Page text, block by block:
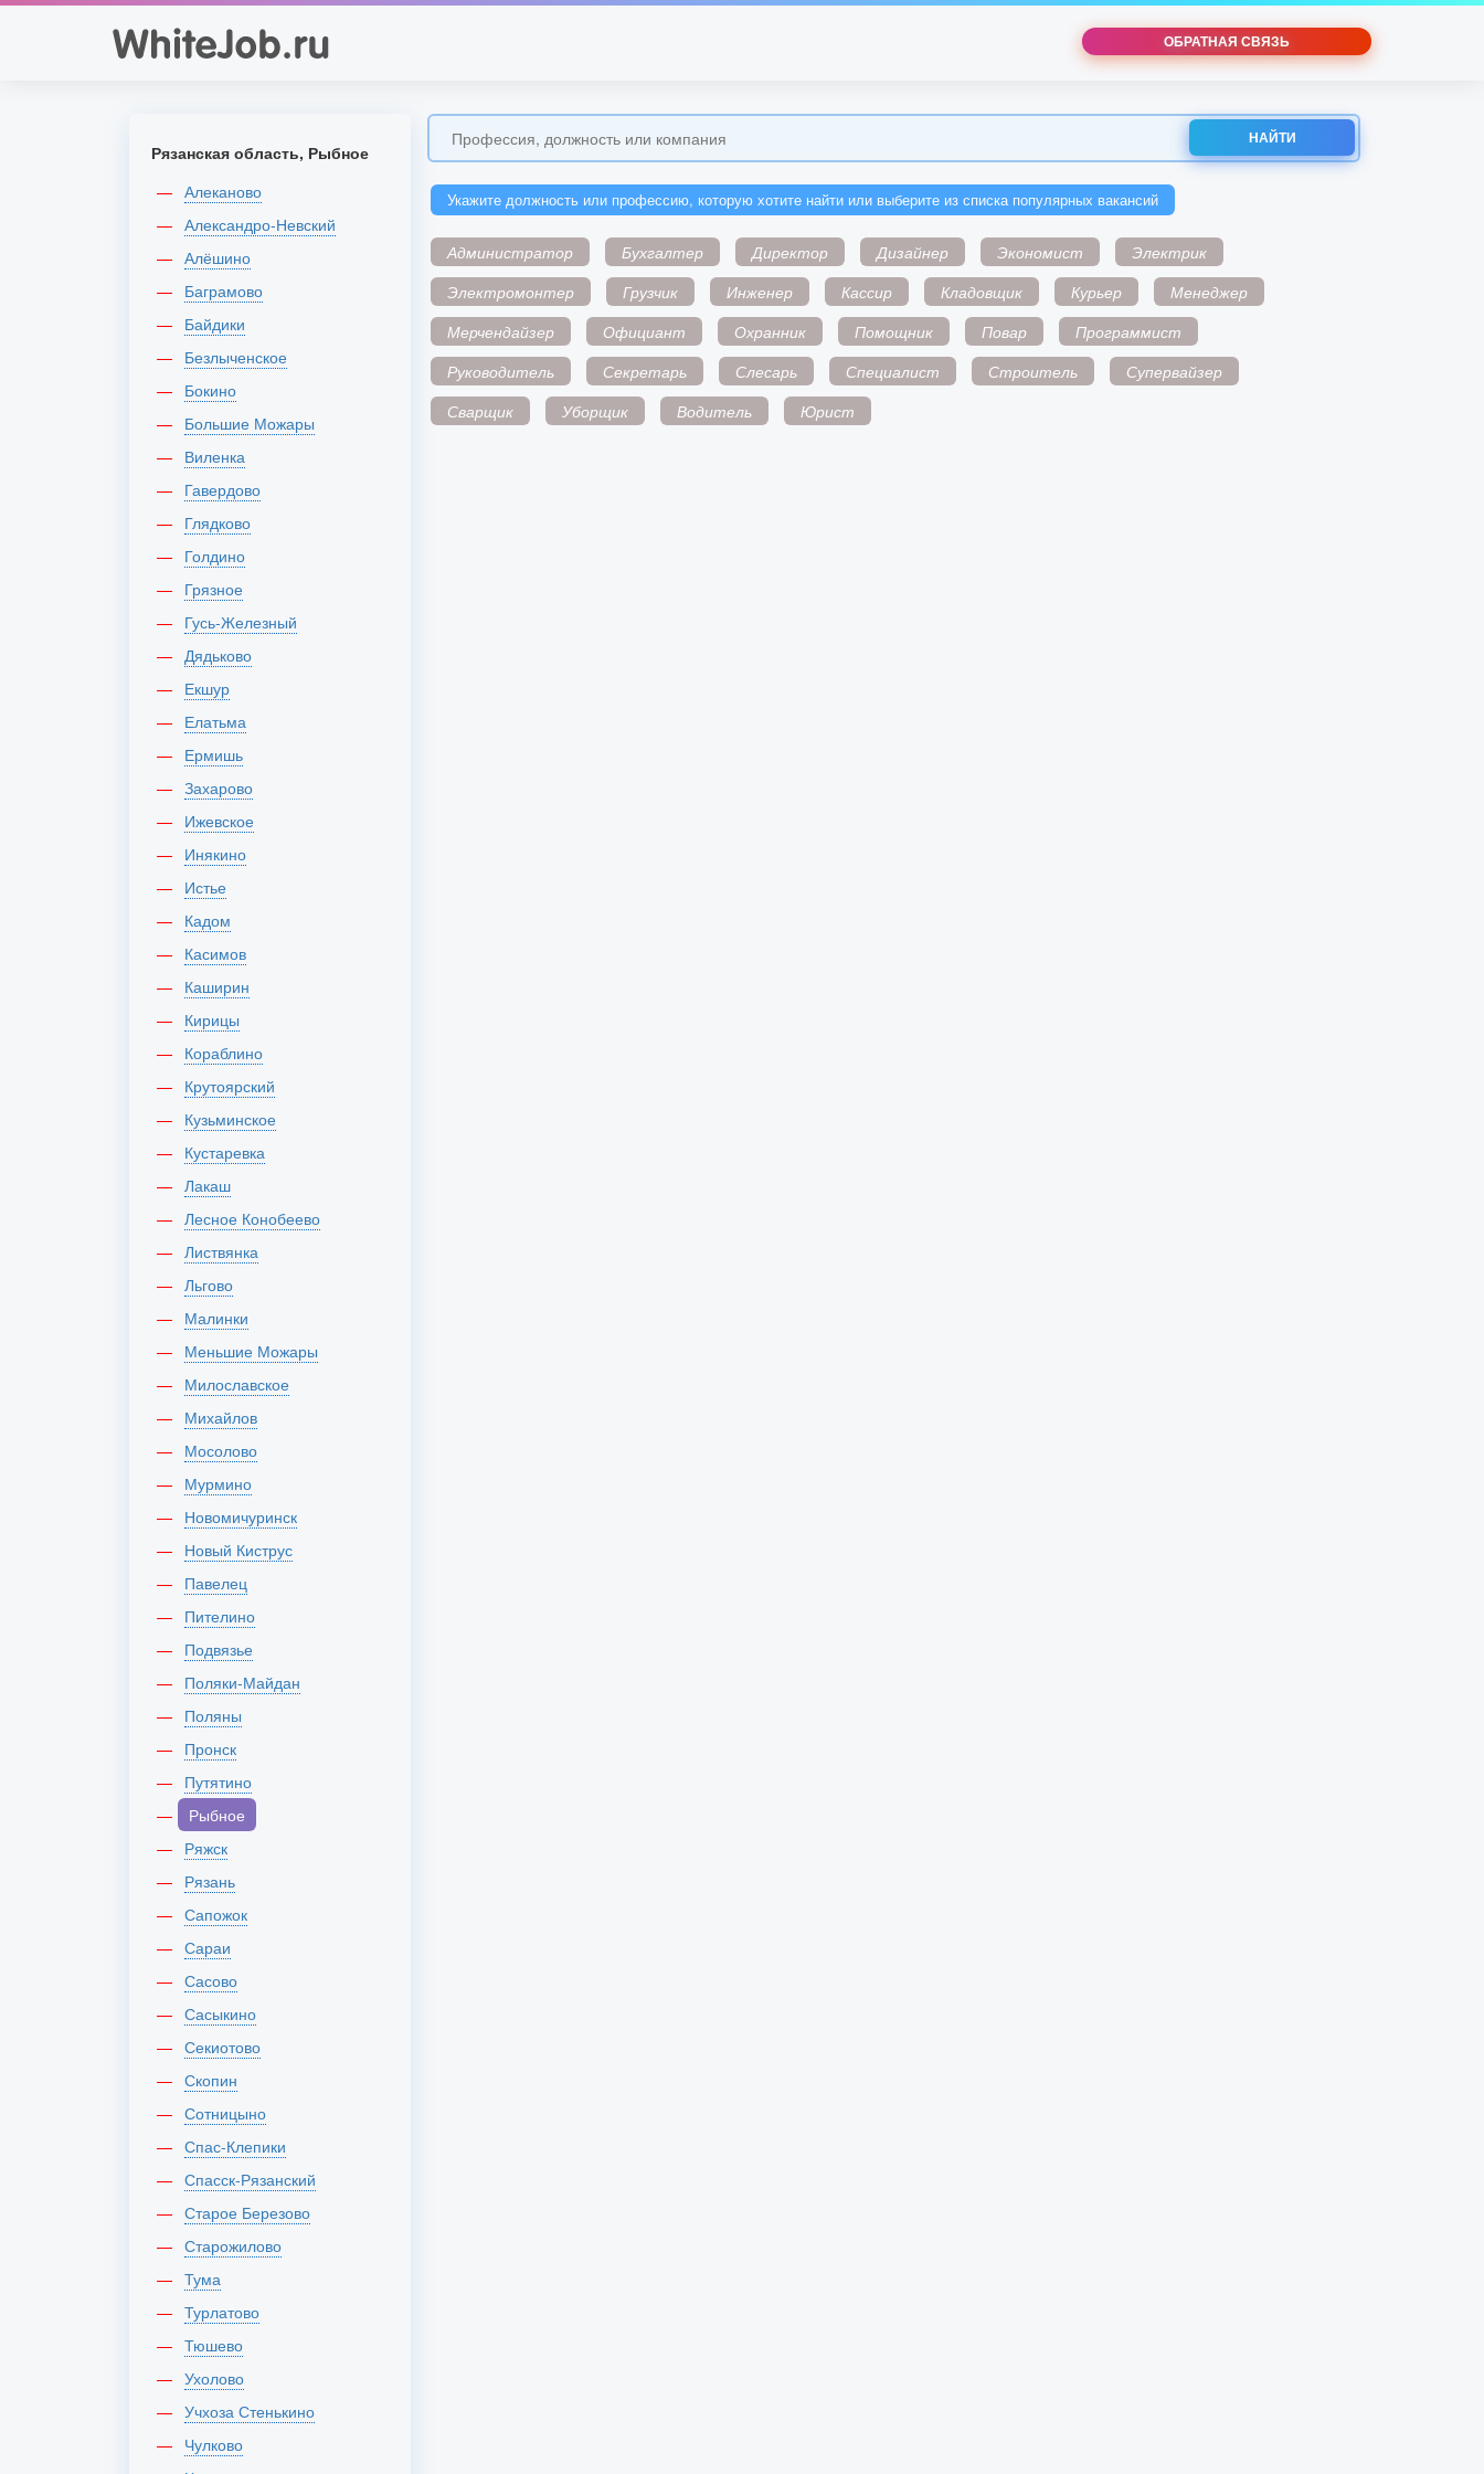
ОБРАТНАЯ СВЯЗЬ
НАЙТИ
Укажите должность или профессию, которую хотите найти или выберите из списка популярных вакансий
Администратор Бухгалтер Директор Дизайнер Экономист
Электрик
Электромонтер
Грузчик Инженер Кассир Кладовщик Курьер
Менеджер
Мерчендайзер
Официант Охранник Помощник Повар
Программист
Руководитель
Секретарь Слесарь Специалист Строитель
Супервайзер
Сварщик
Уборщик Водитель Юрист
Рязанская область, Рыбное
Алеканово
Александро-Невский
Алёшино
Баграмово
Байдики
Безлыченское
Бокино
Большие Можары
Виленка
Гавердово
Глядково
Голдино
Грязное
Гусь-Железный
Дядьково
Екшур
Елатьма
Ермишь
Захарово
Ижевское
Инякино
Истье
Кадом
Касимов
Каширин
Кирицы
Кораблино
Крутоярский
Кузьминское
Кустаревка
Лакаш
Лесное Конобеево
Листвянка
Льгово
Малинки
Меньшие Можары
Милославское
Михайлов
Мосолово
Мурмино
Новомичуринск
Новый Киструс
Павелец
Пителино
Подвязье
Поляки-Майдан
Поляны
Пронск
Путятино
Рыбное
Ряжск
Рязань
Сапожок
Сараи
Сасово
Сасыкино
Секиотово
Скопин
Сотницыно
Спас-Клепики
Спасск-Рязанский
Старое Березово
Старожилово
Тума
Турлатово
Тюшево
Ухолово
Учхоза Стенькино
Чулково